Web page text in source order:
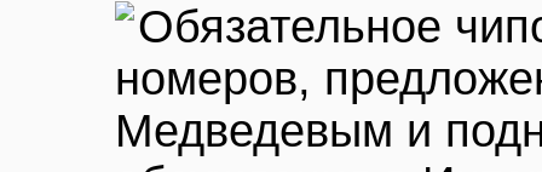
Обязательное
номеров,
Медведевым и